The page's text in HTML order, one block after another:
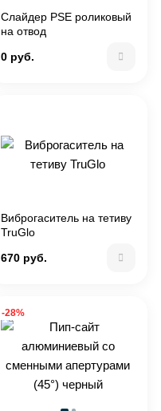
Слайдер PSE роликовый
на отвод
0 руб.
Виброгаситель на тетиву
TruGlo
670 руб.
-28%